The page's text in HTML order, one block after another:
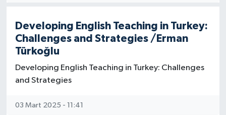
Developing English Teaching in Turkey:
Challenges and Strategies /Erman
Türkoğlu
Developing English Teaching in Turkey: Challenges
and Strategies
03 Mart 2025 - 11:41